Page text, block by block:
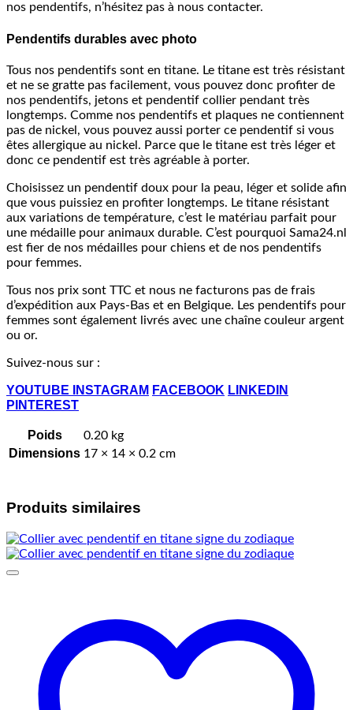
nos pendentifs, n’hésitez pas à nous contacter.
Pendentifs durables avec photo
Tous nos pendentifs sont en titane. Le titane est très résistant
et ne se gratte pas facilement, vous pouvez donc profiter de
nos pendentifs, jetons et pendentif collier pendant très
longtemps. Comme nos pendentifs et plaques ne contiennent
pas de nickel, vous pouvez aussi porter ce pendentif si vous
êtes allergique au nickel. Parce que le titane est très léger et
donc ce pendentif est très agréable à porter.
Choisissez un pendentif doux pour la peau, léger et solide afin
que vous puissiez en profiter longtemps. Le titane résistant
aux variations de température, c’est le matériau parfait pour
une médaille pour animaux durable. C’est pourquoi Sama24.nl
est fier de nos médailles pour chiens et de nos pendentifs
pour femmes.
Tous nos prix sont TTC et nous ne facturons pas de frais
d’expédition aux Pays-Bas et en Belgique. Les pendentifs pour
femmes sont également livrés avec une chaîne couleur argent
ou or.
Suivez-nous sur :
YOUTUBE INSTAGRAM FACEBOOK LINKEDIN
PINTEREST
Poids 0.20 kg
Dimensions 17 × 14 × 0.2 cm
Produits similaires